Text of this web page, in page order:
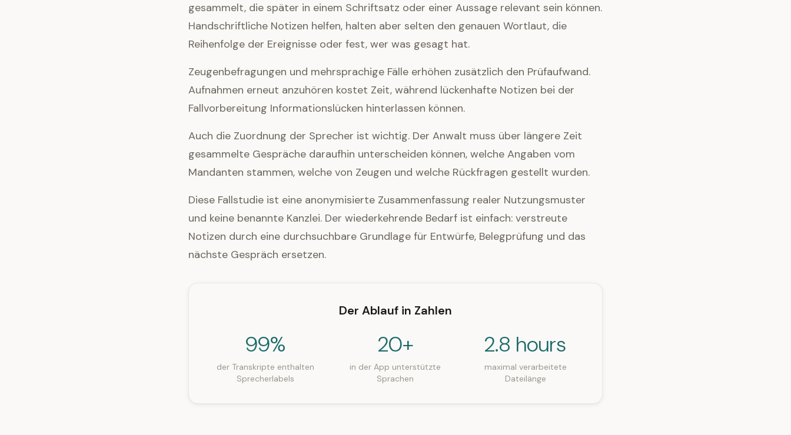
gesammelt, die später in einem Schriftsatz oder einer Aussage relevant sein können.
Handschriftliche Notizen helfen, halten aber selten den genauen Wortlaut, die
Reihenfolge der Ereignisse oder fest, wer was gesagt hat.
Zeugenbefragungen und mehrsprachige Fälle erhöhen zusätzlich den Prüfaufwand.
Aufnahmen erneut anzuhören kostet Zeit, während lückenhafte Notizen bei der
Fallvorbereitung Informationslücken hinterlassen können.
Auch die Zuordnung der Sprecher ist wichtig. Der Anwalt muss über längere Zeit
gesammelte Gespräche daraufhin unterscheiden können, welche Angaben vom
Mandanten stammen, welche von Zeugen und welche Rückfragen gestellt wurden.
Diese Fallstudie ist eine anonymisierte Zusammenfassung realer Nutzungsmuster
und keine benannte Kanzlei. Der wiederkehrende Bedarf ist einfach: verstreute
Notizen durch eine durchsuchbare Grundlage für Entwürfe, Belegprüfung und das
nächste Gespräch ersetzen.
Der Ablauf in Zahlen
99%
der Transkripte enthalten
Sprecherlabels
20+
in der App unterstützte
Sprachen
2.8 hours
maximal verarbeitete
Dateilänge